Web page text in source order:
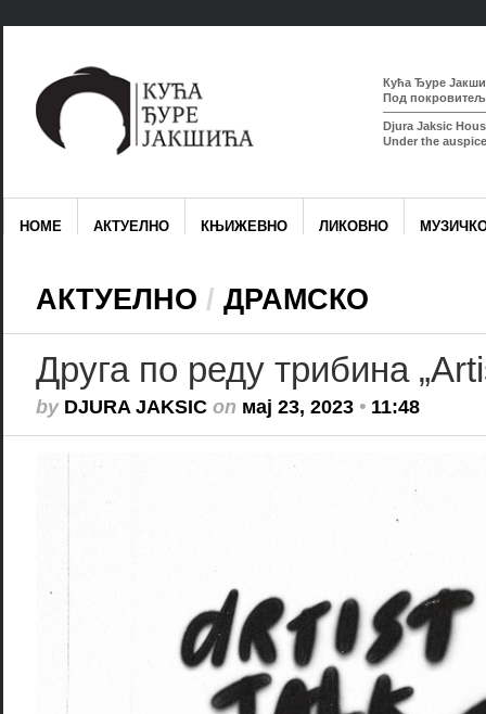
Кућа Ђуре
Под
Djura Jaksic
Under the
HOME АКТУЕЛНО КЊИЖЕВНО ЛИКОВНО
АКТУЕЛНО / ДРАМСКО
Друга по реду трибина
by DJURA JAKSICon мај 23, 2023• 11:48